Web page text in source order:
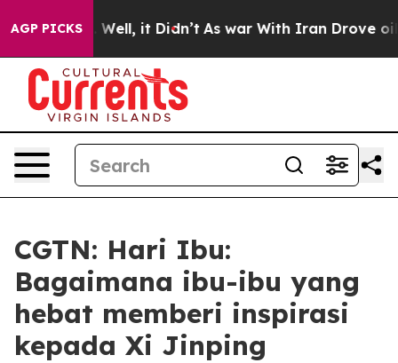
AGP PICKS
40%. Well, it Didn’t As war With Iran Drove oil
CGTN: Hari Ibu:
Bagaimana ibu-ibu yang
hebat memberi inspirasi
kepada Xi Jinping